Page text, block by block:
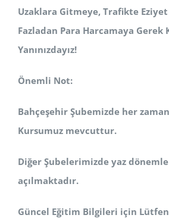
Uzaklara Gitmeye, Trafikte
Fazladan Para Harcamaya Gerek
Yanınızdayız!
Önemli Not:
Bahçeşehir Şubemizde her
Kursumuz mevcuttur.
Diğer Şubelerimizde yaz
açılmaktadır.
Güncel Eğitim Bilgileri için Lütfen